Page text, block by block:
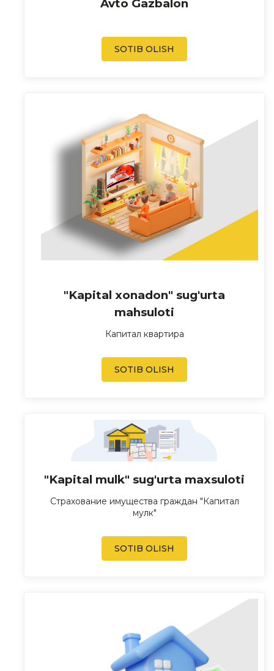
Avto Gazbalon
SOTIB OLISH
"Kapital xonadon" sug'urta
mahsuloti
Капитал квартира
SOTIB OLISH
"Kapital mulk" sug'urta maxsuloti
Страхование имущества граждан "Капитал
мулк"
SOTIB OLISH